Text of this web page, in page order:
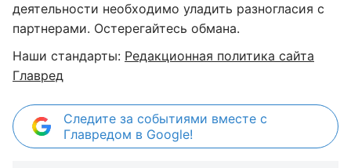
деятельности необходимо уладить разногласия с
партнерами. Остерегайтесь обмана.
Наши стандарты: Редакционная политика сайта
Главред
Следите за событиями вместе с
Главредом в Google!